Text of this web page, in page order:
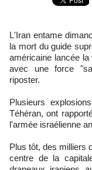
L'Iran entame dimanche une période de deuil de 40 jours après
la mort du guide
américaine lancée
avec une force
riposter.
Plusieurs
Téhéran, ont
l'armée israélienne
Plus tôt, des milliers
centre de la